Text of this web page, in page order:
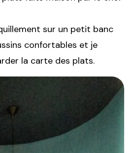
sur un petit banc
confortables et je
la carte des plats.